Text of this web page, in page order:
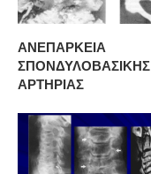
ΑΝΕΠΑΡΚΕΙΑ
ΣΠΟΝΔΥΛΟΒΑΣΙΚΗΣ
ΑΡΤΗΡΙΑΣ